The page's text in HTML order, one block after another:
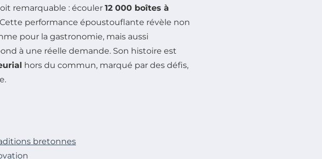
remarquable : écouler 12 000 boîtes à
performance époustouflante révèle non
pour la gastronomie, mais aussi
à une réelle demande. Son histoire est
hors du commun, marqué par des défis,
bretonnes